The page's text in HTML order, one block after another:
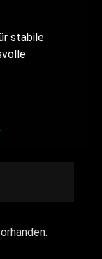
stabile